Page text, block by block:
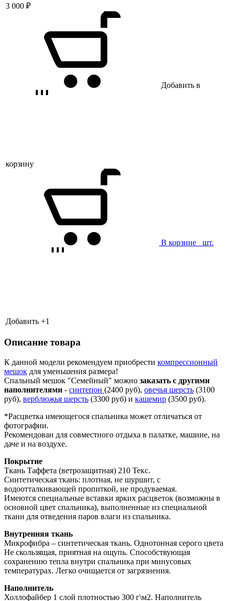
3 000 ₽
Добавить в
корзину
В корзине шт.
Добавить +1
Описание товара
К данной модели рекомендуем приобрести компрессионный
мешок для уменьшения размера!
Спальный мешок "Семейный" можно заказать с другими
наполнителями - синтепон (2400 руб), овечья шерсть (3100
руб), верблюжья шерсть (3300 руб) и кашемир (3500 руб).
*Расцветка имеющегося спальника может отличаться от
фотографии.
Рекомендован для совместного отдыха в палатке, машине, на
даче и на воздухе.
Покрытие
Ткань Таффета (ветрозащитная) 210 Текс.
Синтетическая ткань: плотная, не шуршит, с
водоотталкивающей пропиткой, не продуваемая.
Имеются специальные вставки ярких расцветок (возможны в
основной цвет спальника), выполненные из специальной
ткани для отведения паров влаги из спальника.
Внутренняя ткань
Микрофибра – синтетическая ткань. Однотонная серого цвета
Не скользящая, приятная на ощупь. Способствующая
сохранению тепла внутри спальника при минусовых
температурах. Легко очищается от загрязнения.
Наполнитель
Холлофайбер 1 слой плотностью 300 г\м2. Наполнитель